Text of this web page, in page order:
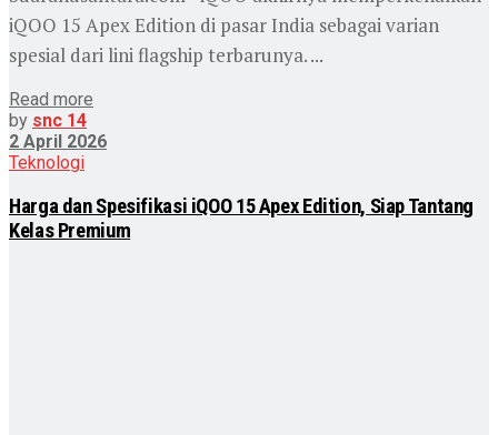
iQOO 15 Apex Edition di pasar India sebagai varian
spesial dari lini flagship terbarunya. ...
Read more
by snc 14
2 April 2026
Teknologi
Harga dan Spesifikasi iQOO 15 Apex Edition, Siap Tantang
Kelas Premium